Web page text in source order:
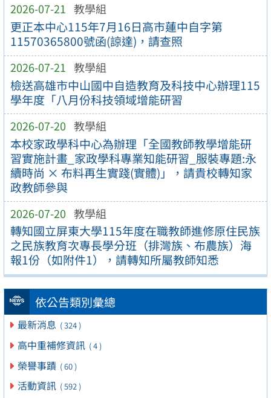
2026-07-21 教學組
更正本中心115年7月16日高市蓮中自字第
11570365800號函(諒達)，請查照
2026-07-21 教學組
檢送高雄市中山國中自造教育及科技中心辦理115
學年度「八月份科技領域增能研習
2026-07-20 教學組
本校家政學科中心為辦理「全國教師教學增能研
習實施計畫_家政學科專業知能研習_服裝專題:永
續時尚 × 布料再生實踐(實體)」，請貴校轉知家
政教師參與
2026-07-20 教學組
轉知國立屏東大學115年度在職教師進修原住民族
之民族教育次專長學分班（排灣族、布農族）海
報1份（如附件1），請轉知所屬教師知悉
依公告類別彙總
最新消息 ( 324 )
高中重補修資訊 ( 4 )
榮譽事蹟 ( 60 )
活動資訊 ( 592 )